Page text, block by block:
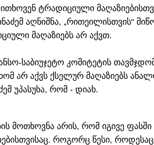
ტრადიციული
აღნიშნა, „რითეილისთვის“
მაღაზიებს არ აქვთ.
საბიუჯეტო კომიტეტის
ხომ არ აქვს ქსელურ მაღაზიებს
უპასუხა, რომ - დიახ.
მოთხოვნა არის, რომ იგივე
როგორც წესი,